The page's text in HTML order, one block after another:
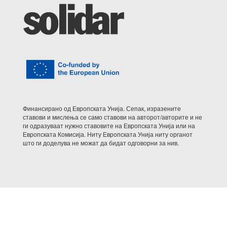
Финансирано од Европската Унија. Сепак, изразените
ставови и мислења се само ставови на авторот/авторите и не
ги одразуваат нужно ставовите на Европската Унија или на
Европската Комисија. Ниту Европската Унија ниту органот
што ги доделува не можат да бидат одговорни за нив.